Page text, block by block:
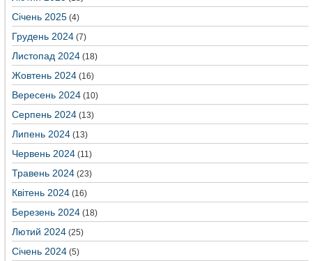
Січень 2025 (4)
Грудень 2024 (7)
Листопад 2024 (18)
Жовтень 2024 (16)
Вересень 2024 (10)
Серпень 2024 (13)
Липень 2024 (13)
Червень 2024 (11)
Травень 2024 (23)
Квітень 2024 (16)
Березень 2024 (18)
Лютий 2024 (25)
Січень 2024 (5)